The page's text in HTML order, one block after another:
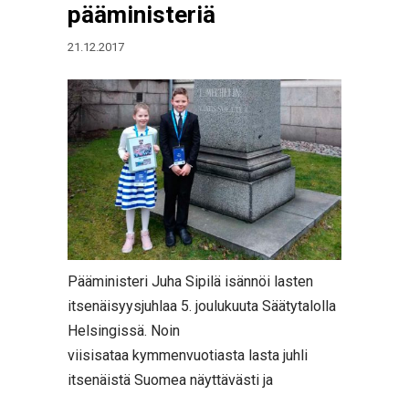
pääministeriä
21.12.2017
Pääministeri Juha Sipilä isännöi lasten
itsenäisyysjuhlaa 5. joulukuuta Säätytalolla
Helsingissä. Noin
viisisataa kymmenvuotiasta lasta juhli
itsenäistä Suomea näyttävästi ja